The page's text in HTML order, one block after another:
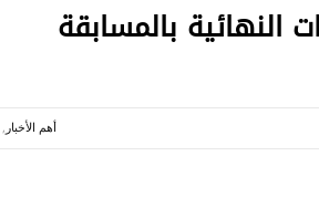
النهائية بالمسابقة
أهم الأخبار,